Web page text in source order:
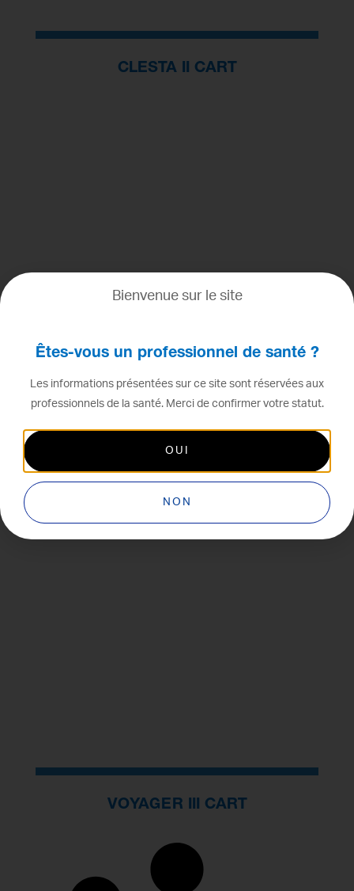
CLESTA II CART
EURUS CART
VOYAGER III CART
Bienvenue sur le site
Êtes-vous un professionnel de santé ?
Les informations présentées sur ce site sont réservées aux
professionnels de la santé. Merci de confirmer votre statut.
OUI
NON